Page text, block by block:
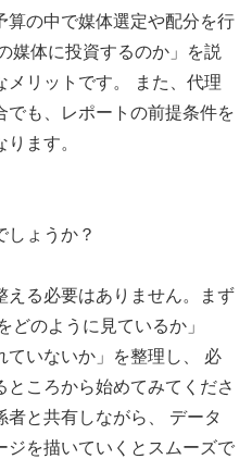
算の中で媒体選定や配分を行
媒体に投資するのか」を説
メリットです。 また、代理
でも、レポートの前提条件を
ます。
しょうか？
える必要はありません。まず
どのように見ているか」
ていないか」を整理し、 必
ころから始めてみてくださ
と共有しながら、 データ
ジを描いていくとスムーズで